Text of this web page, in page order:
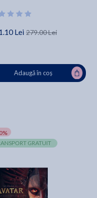
- Ozzy Inguanzo
Lei 279.00 Lei
Adaugă în coș
GRATUIT